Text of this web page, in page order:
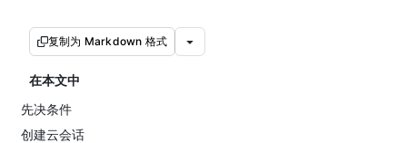
复制为 Markdown 格式
在本文中
先决条件
创建云会话